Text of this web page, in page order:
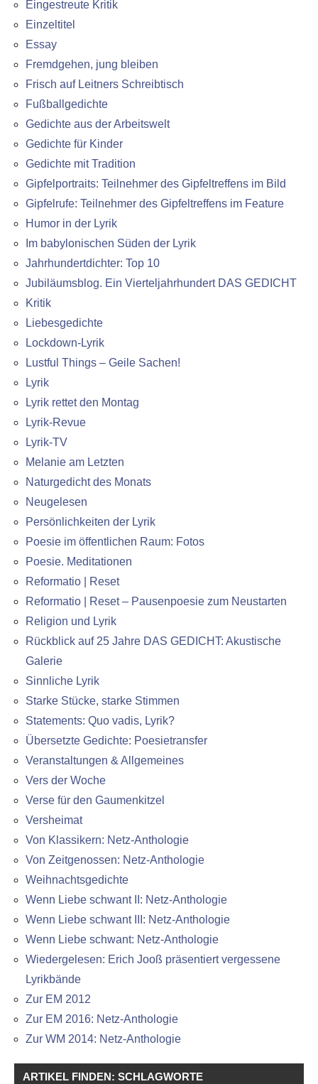
Eingestreute Kritik
Einzeltitel
Essay
Fremdgehen, jung bleiben
Frisch auf Leitners Schreibtisch
Fußballgedichte
Gedichte aus der Arbeitswelt
Gedichte für Kinder
Gedichte mit Tradition
Gipfelportraits: Teilnehmer des Gipfeltreffens im Bild
Gipfelrufe: Teilnehmer des Gipfeltreffens im Feature
Humor in der Lyrik
Im babylonischen Süden der Lyrik
Jahrhundertdichter: Top 10
Jubiläumsblog. Ein Vierteljahrhundert DAS GEDICHT
Kritik
Liebesgedichte
Lockdown-Lyrik
Lustful Things – Geile Sachen!
Lyrik
Lyrik rettet den Montag
Lyrik-Revue
Lyrik-TV
Melanie am Letzten
Naturgedicht des Monats
Neugelesen
Persönlichkeiten der Lyrik
Poesie im öffentlichen Raum: Fotos
Poesie. Meditationen
Reformatio | Reset
Reformatio | Reset – Pausenpoesie zum Neustarten
Religion und Lyrik
Rückblick auf 25 Jahre DAS GEDICHT: Akustische
Galerie
Sinnliche Lyrik
Starke Stücke, starke Stimmen
Statements: Quo vadis, Lyrik?
Übersetzte Gedichte: Poesietransfer
Veranstaltungen & Allgemeines
Vers der Woche
Verse für den Gaumenkitzel
Versheimat
Von Klassikern: Netz-Anthologie
Von Zeitgenossen: Netz-Anthologie
Weihnachtsgedichte
Wenn Liebe schwant II: Netz-Anthologie
Wenn Liebe schwant III: Netz-Anthologie
Wenn Liebe schwant: Netz-Anthologie
Wiedergelesen: Erich Jooß präsentiert vergessene
Lyrikbände
Zur EM 2012
Zur EM 2016: Netz-Anthologie
Zur WM 2014: Netz-Anthologie
ARTIKEL FINDEN: SCHLAGWORTE